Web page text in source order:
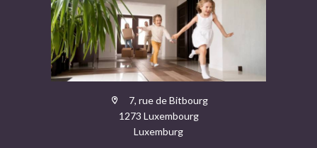
7, rue de Bitbourg
1273 Luxembourg
Luxemburg